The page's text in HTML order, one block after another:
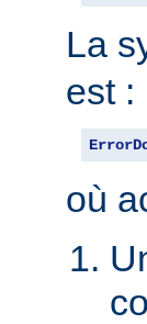
La
est :
où